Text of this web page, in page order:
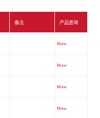
备注 产品查询
More
More
More
More